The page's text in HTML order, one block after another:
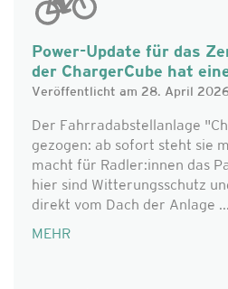
Power-Update für das
der ChargerCube hat
Veröffentlicht am 28. April
Der Fahrradabstellanlage
gezogen: ab sofort steht sie
macht für Radler:innen das
hier sind Witterungsschutz
direkt vom Dach der Anlage ...
MEHR